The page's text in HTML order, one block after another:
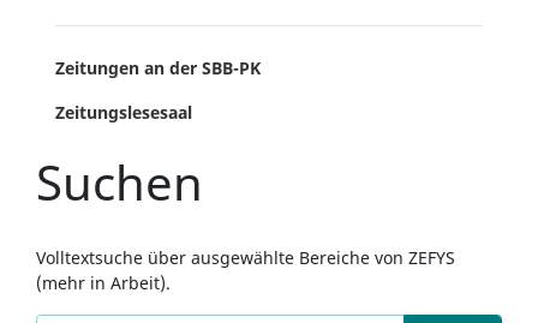
Zeitungen an der SBB-PK
Zeitungslesesaal
Suchen
Volltextsuche über ausgewählte Bereiche von ZEFYS
(mehr in Arbeit).